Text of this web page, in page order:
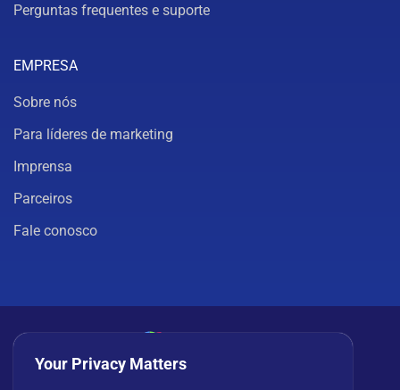
Perguntas frequentes e suporte
EMPRESA
Sobre nós
Para líderes de marketing
Imprensa
Parceiros
Fale conosco
Your Privacy Matters